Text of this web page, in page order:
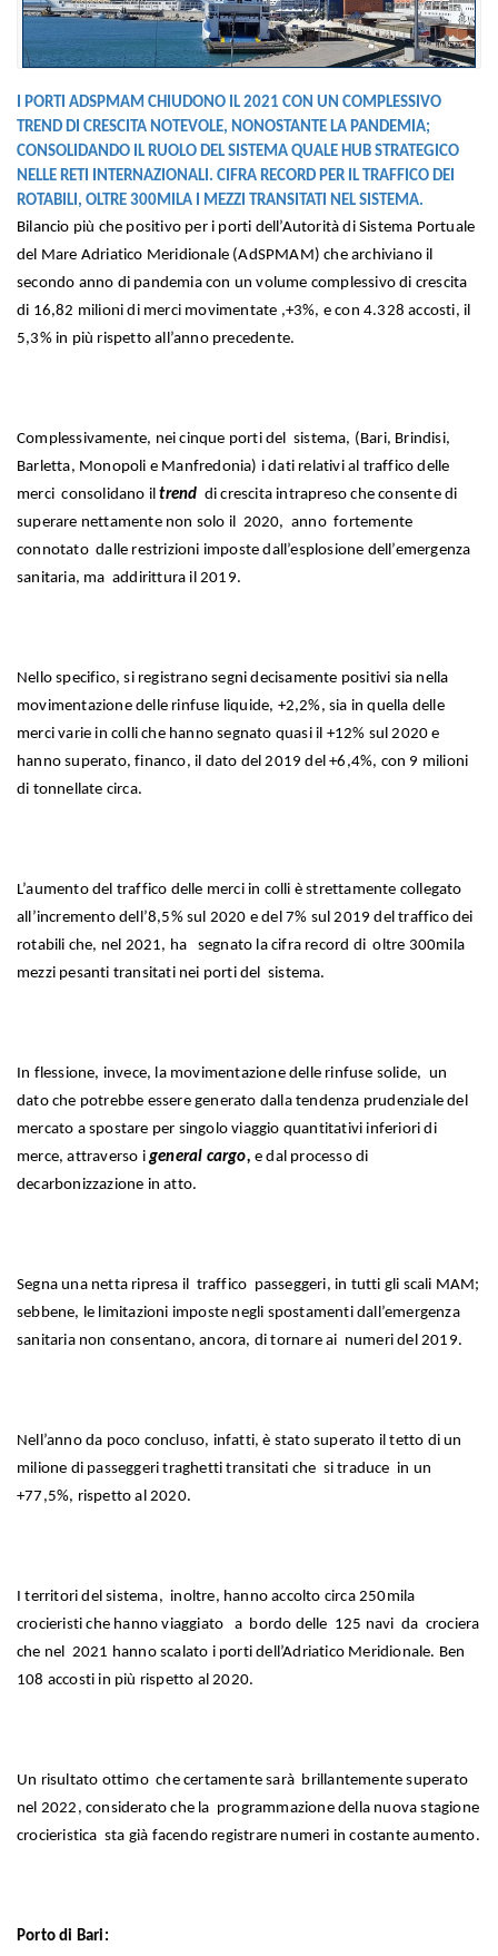
I PORTI ADSPMAM CHIUDONO IL 2021 CON UN COMPLESSIVO
TREND DI CRESCITA NOTEVOLE, NONOSTANTE LA PANDEMIA;
CONSOLIDANDO IL RUOLO DEL SISTEMA QUALE HUB STRATEGICO
NELLE RETI INTERNAZIONALI. CIFRA RECORD PER IL TRAFFICO DEI
ROTABILI, OLTRE 300MILA I MEZZI TRANSITATI NEL SISTEMA.
Bilancio più che positivo per i porti dell’Autorità di Sistema Portuale
del Mare Adriatico Meridionale (AdSPMAM) che archiviano il
secondo anno di pandemia con un volume complessivo di crescita
di 16,82 milioni di merci movimentate ,+3%, e con 4.328 accosti, il
5,3% in più rispetto all’anno precedente.
Complessivamente, nei cinque porti del sistema, (Bari, Brindisi,
Barletta, Monopoli e Manfredonia) i dati relativi al traffico delle
merci consolidano iltrend di crescita intrapreso che consente di
superare nettamente non solo il 2020, anno fortemente
connotato dalle restrizioni imposte dall’esplosione dell’emergenza
sanitaria, ma addirittura il 2019.
Nello specifico, si registrano segni decisamente positivi sia nella
movimentazione delle rinfuse liquide, +2,2%, sia in quella delle
merci varie in colli che hanno segnato quasi il +12% sul 2020 e
hanno superato, financo, il dato del 2019 del +6,4%, con 9 milioni
di tonnellate circa.
L’aumento del traffico delle merci in colli è strettamente collegato
all’incremento dell’8,5% sul 2020 e del 7% sul 2019 del traffico dei
rotabili che, nel 2021, ha segnato la cifra record di oltre 300mila
mezzi pesanti transitati nei porti del sistema.
In flessione, invece, la movimentazione delle rinfuse solide, un
dato che potrebbe essere generato dalla tendenza prudenziale del
mercato a spostare per singolo viaggio quantitativi inferiori di
merce, attraverso igeneral cargo, e dal processo di
decarbonizzazione in atto.
Segna una netta ripresa il traffico passeggeri, in tutti gli scali MAM;
sebbene, le limitazioni imposte negli spostamenti dall’emergenza
sanitaria non consentano, ancora, di tornare ai numeri del 2019.
Nell’anno da poco concluso, infatti, è stato superato il tetto di un
milione di passeggeri traghetti transitati che si traduce in un
+77,5%, rispetto al 2020.
I territori del sistema, inoltre, hanno accolto circa 250mila
crocieristi che hanno viaggiato a bordo delle 125 navi da crociera
che nel 2021 hanno scalato i porti dell’Adriatico Meridionale. Ben
108 accosti in più rispetto al 2020.
Un risultato ottimo che certamente sarà brillantemente superato
nel 2022, considerato che la programmazione della nuova stagione
crocieristica sta già facendo registrare numeri in costante aumento.
Porto di Bari: